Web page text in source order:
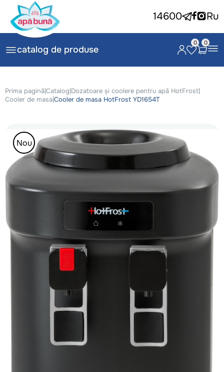
14600 Ru
catalog de produse
0 0
Prima pagină|Catalog|Dozatoare și coolere pentru apă HotFrost|
Cooler de masa|Cooler de masa HotFrost YD1654T
Nou